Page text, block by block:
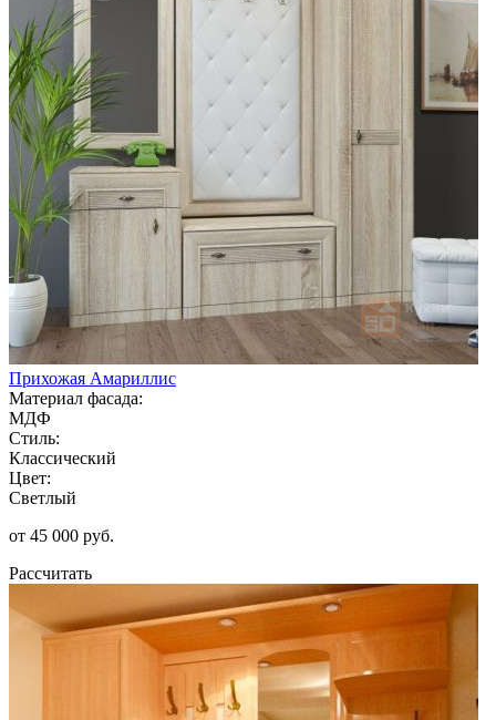
Прихожая Амариллис
Материал фасада:
МДФ
Стиль:
Классический
Цвет:
Светлый
от 45 000 руб.
Рассчитать